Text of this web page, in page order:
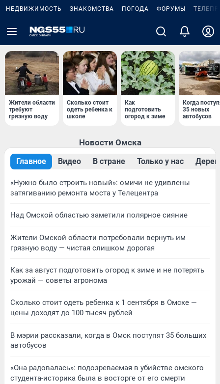
НЕДВИЖИМОСТЬ ЗНАКОМСТВА ПОГОДА ФОРУМЫ
Жители области
требуют
грязную воду
Сколько стоит
одеть ребенка к
школе
Как
подготовить
огород к зиме
Когда
35 новых
автобусов
Новости Омска
Главное Видео В стране Только у нас
«Нужно было строить новый»: омичи не удивлены
затягиванию ремонта моста у Телецентра
Над Омской областью заметили полярное сияние
Жители Омской области потребовали вернуть им
грязную воду — чистая слишком дорогая
Как за август подготовить огород к зиме и не потерять
урожай — советы агронома
Сколько стоит одеть ребенка к 1 сентября в Омске —
цены доходят до 100 тысяч рублей
В мэрии рассказали, когда в Омск поступят 35 больших
автобусов
«Она радовалась»: подозреваемая в убийстве омского
студента-историка была в восторге от его смерти